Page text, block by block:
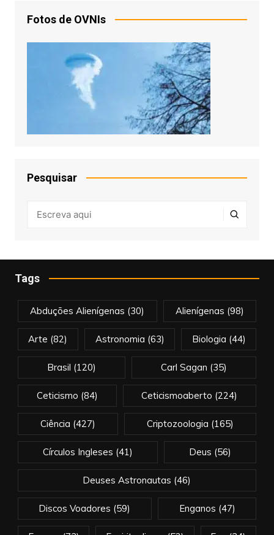
Fotos de OVNIs
Pesquisar
Tags
Abduções Alienígenas (30) Alienígenas (98)
Arte (82) Astronomia (63) Biologia (44)
Brasil (120) Carl Sagan (35)
Ceticismo (84) Ceticismoaberto (224)
Ciência (427) Criptozoologia (165)
Círculos Ingleses (41) Deus (56)
Deuses Astronautas (46)
Discos Voadores (59) Enganos (47)